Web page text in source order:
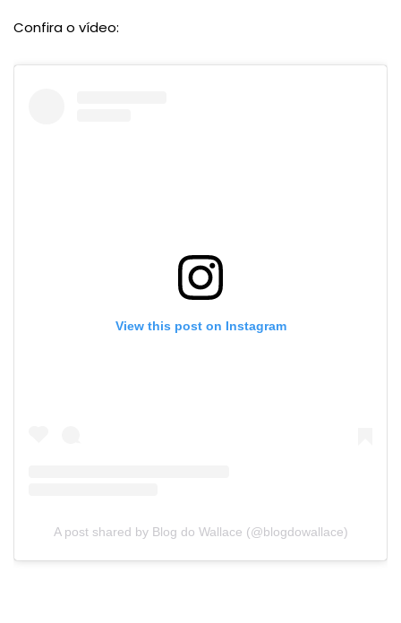
Confira o vídeo:
View this post on Instagram
A post shared by Blog do Wallace (@blogdowallace)